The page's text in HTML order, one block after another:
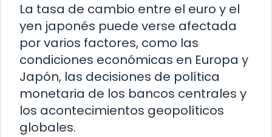
La tasa de cambio entre el euro y el
yen japonés puede verse afectada
por varios factores, como las
condiciones económicas en Europa y
Japón, las decisiones de política
monetaria de los bancos centrales y
los acontecimientos geopolíticos
globales.